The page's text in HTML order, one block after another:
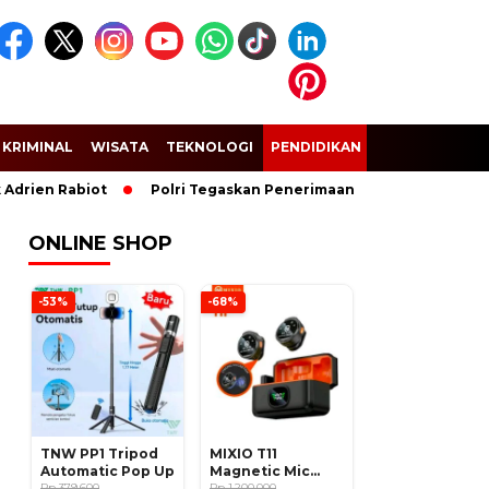
KRIMINAL WISATA TEKNOLOGI PENDIDIKAN
Rabiot Polri Tegaskan Penerimaan Anggota dan
ONLINE SHOP
-53%
TNW PP1 Tripod
Automatic Pop Up
-68%
MIXIO T11
Magnetic Mic